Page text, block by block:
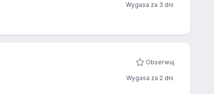
Wygasa za 3 dni
Obserwuj
Wygasa za 2 dni